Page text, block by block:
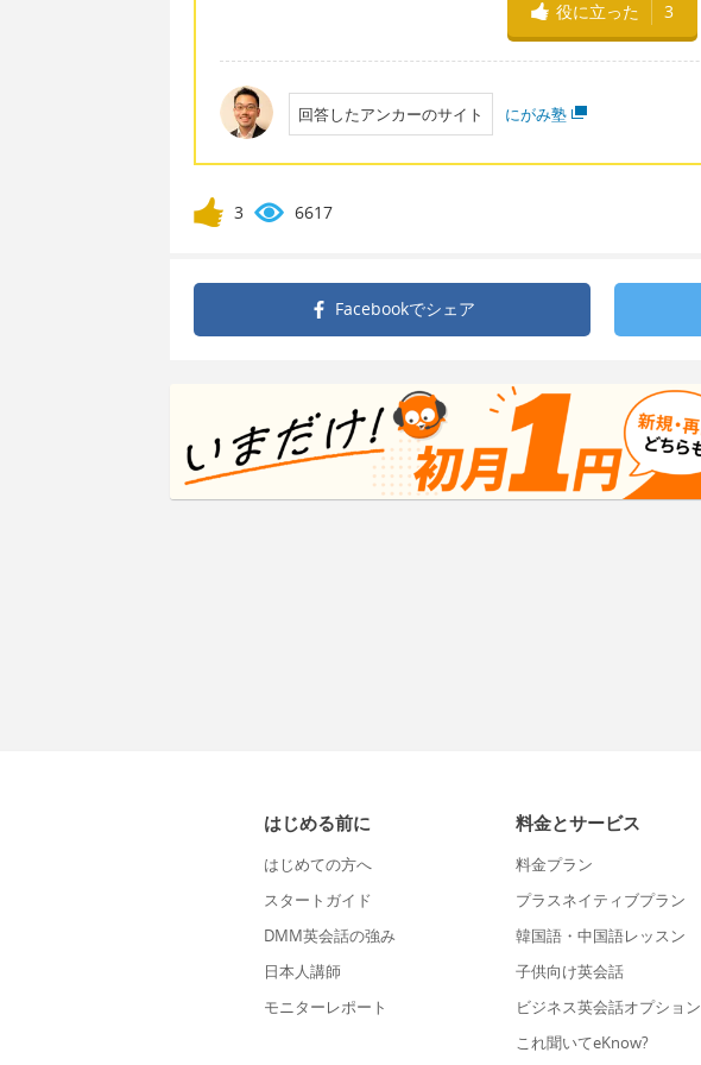
役に立った 3
回答したアンカーのサイト にがみ塾
3 6617
Facebookでシェア
はじめる前に
はじめての方へ
スタートガイド
DMM英会話の強み
日本人講師
モニターレポート
料金とサービス
料金プラン
プラスネイティブプラン
韓国語・中国語レッスン
子供向け英会話
ビジネス英会話オプション
これ聞いてeKnow?